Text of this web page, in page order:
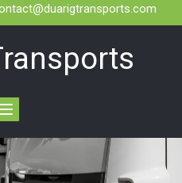
Toggle
navigation